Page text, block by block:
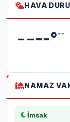
HAVA
----°--
--
NAMAZ
İmsak